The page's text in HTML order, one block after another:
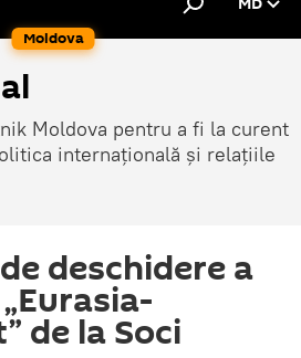
Moldova
Moldova pentru a fi la curent
internațională și relațiile
deschidere a
de la Soci